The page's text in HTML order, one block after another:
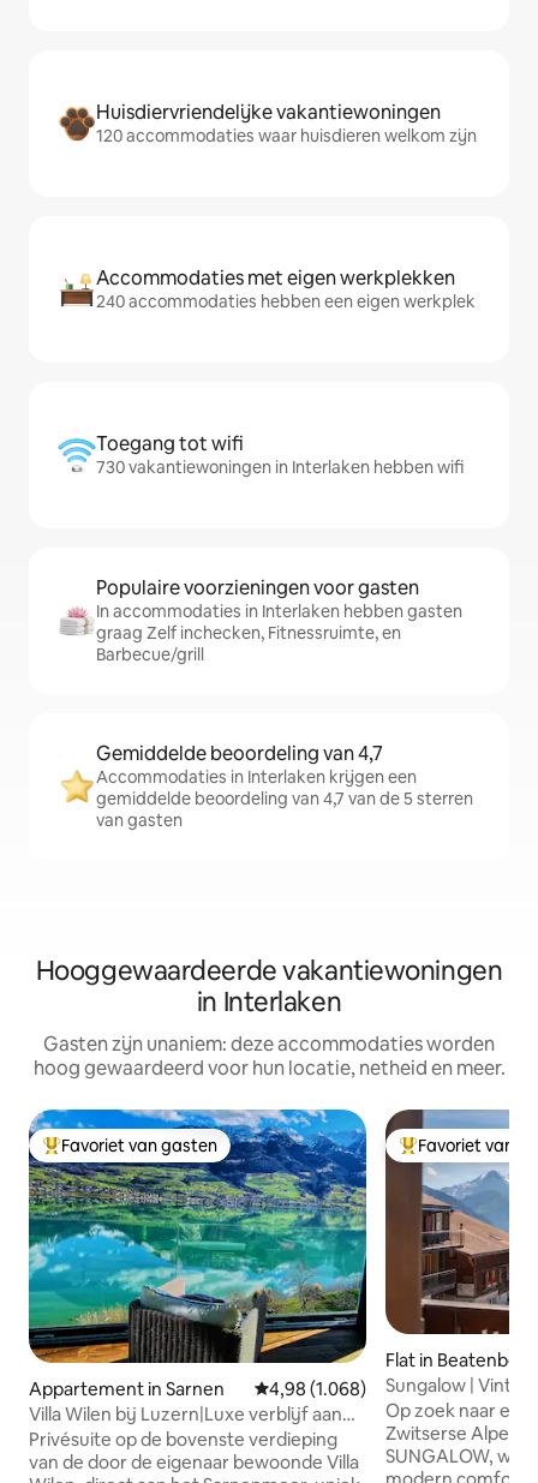
Huisdiervriendelijke vakantiewoningen
120 accommodaties waar huisdieren welkom zijn
Accommodaties met eigen werkplekken
240 accommodaties hebben een eigen werkplek
Toegang tot wifi
730 vakantiewoningen in Interlaken hebben wifi
Populaire voorzieningen voor gasten
In accommodaties in Interlaken hebben gasten
graag Zelf inchecken, Fitnessruimte, en
Barbecue/grill
Gemiddelde beoordeling van 4,7
Accommodaties in Interlaken krijgen een
gemiddelde beoordeling van 4,7 van de 5 sterren
van gasten
Hooggewaardeerde vakantiewoningen
in Interlaken
Gasten zijn unaniem: deze accommodaties worden
hoog gewaardeerd voor hun locatie, netheid en meer.
Topfavoriet van gasten
Favoriet van gasten
Appartement in Sarnen Gemiddelde beoordeling van
4,98 (1.068)
Villa Wilen bij Luzern|Luxe verblijf aan
het meer
Privésuite op de bovenste verdieping
van de door de eigenaar bewoonde Villa
Topfavoriet van
Favoriet van
Flat in Beatenberg
Sungalow |
Alpenchalet
Op zoek naar
Zwitserse Alpen?
SUNGALOW,